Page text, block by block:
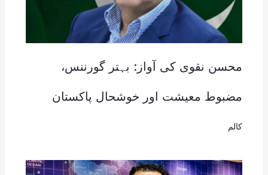
محسن نقوی کی آواز: بہتر گورننس،
مضبوط معیشت اور خوشحال پاکستان
کالم